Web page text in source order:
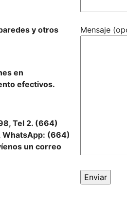
y otros
en
efectivos.
Tel 2. (664)
(664)
un correo
Mensaje